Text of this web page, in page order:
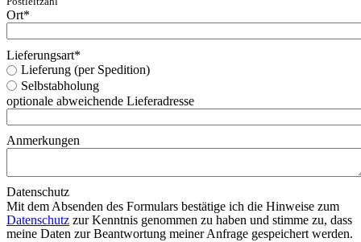
Ort*
Lieferungsart*
Lieferung (per Spedition)
Selbstabholung
optionale abweichende Lieferadresse
Anmerkungen
Datenschutz
Mit dem Absenden des Formulars bestätige ich die Hinweise zum
Datenschutz zur Kenntnis genommen zu haben und stimme zu, dass
meine Daten zur Beantwortung meiner Anfrage gespeichert werden.